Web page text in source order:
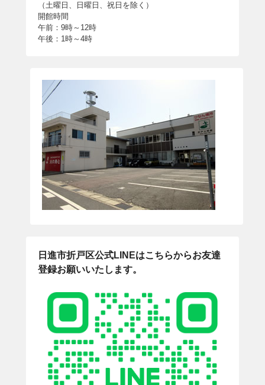
（土曜日、日曜日、祝日を除く）
開館時間
午前：9時～12時
午後：1時～4時
日進市折戸区公式LINEはこちらからお友達
登録お願いいたします。